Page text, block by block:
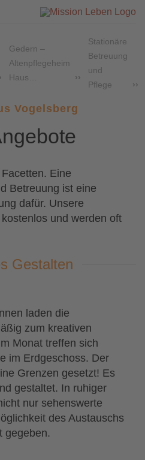
Gedern –
Altenpflegeheim
Haus…
Stationäre
Betreuung
und
Pflege
Vogelsberg
Eine
Betreuung ist eine
dafür. Unsere
und werden oft
Gestalten
laden die
zum kreativen
Monat treffen sich
im Erdgeschoss. Der
Grenzen gesetzt! Es
gestaltet. In ruhiger
nur sehenswerte
des Austauschs
gegeben.